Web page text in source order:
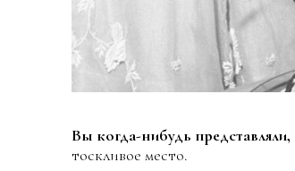
Вы когда-нибудь представляли,
тоскливое место.